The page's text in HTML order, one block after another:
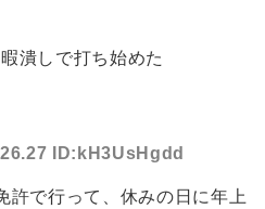
潰しで打ち始めた
ID:kH3UsHgdd
許で行って、休みの日に年上